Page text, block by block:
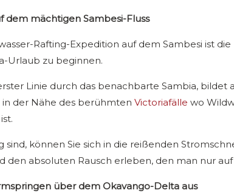
dem mächtigen Sambesi-Fluss
Rafting-Expedition auf dem Sambesi ist
Urlaub zu beginnen.
Linie durch das benachbarte Sambia, bildet
der Nähe des berühmten Victoriafälle wo
sind, können Sie sich in die reißenden
den absoluten Rausch erleben, den man nur
über dem Okavango-Delta aus